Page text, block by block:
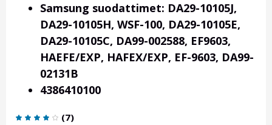
Samsung suodattimet: DA29-10105J,
DA29-10105H, WSF-100, DA29-10105E,
DA29-10105C, DA99-002588, EF9603,
HAEFE/EXP, HAFEX/EXP, EF-9603, DA99-
02131B
4386410100
(7)